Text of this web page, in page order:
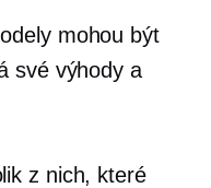
mohou být
své výhody a
z nich, které